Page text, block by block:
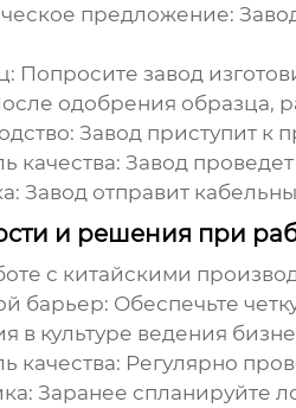
предложение:
Попросите завод
одобрения образца,
Заводприступит к
качества: Заводпроведет
Заводотправит
и решения при
с китайскими
барьер: Обеспечьте
в культуре ведения
качества: Регулярно
Заранее спланируйте